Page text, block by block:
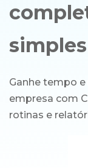
Ganhe tempo
empresa com
rotinas e